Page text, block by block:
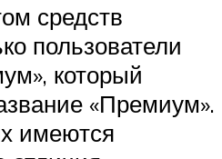
средств
пользователи
который
«Премиум».
имеются